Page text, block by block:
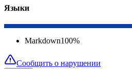
Языки
Markdown100%
Сообщить о нарушении